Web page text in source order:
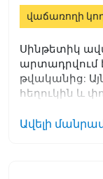
վաճառողի
Սինթետիկ
արտադրվում է
թվականից:
հեղուկին և
Ավելի